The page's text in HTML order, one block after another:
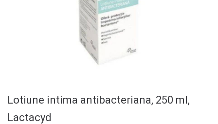
Lotiune intima antibacteriana, 250 ml,
Lactacyd